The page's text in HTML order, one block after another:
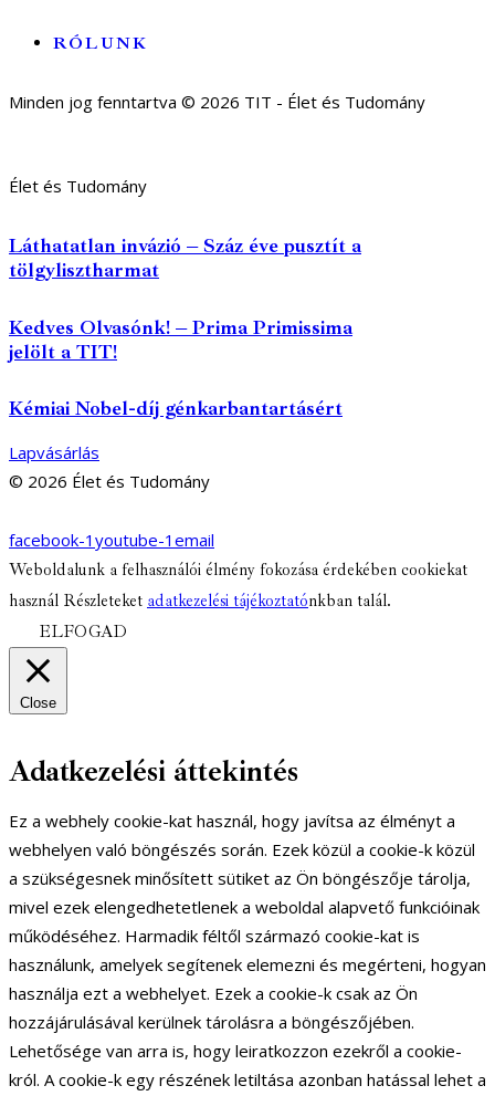
RÓLUNK
Minden jog fenntartva © 2026 TIT - Élet és Tudomány
Élet és Tudomány
Láthatatlan invázió – Száz éve pusztít a
tölgylisztharmat
Kedves Olvasónk! – Prima Primissima
jelölt a TIT!
Kémiai Nobel-díj génkarbantartásért
Lapvásárlás
© 2026 Élet és Tudomány
facebook-1 youtube-1 email
Weboldalunk a felhasználói élmény fokozása érdekében cookiekat
használ Részleteket adatkezelési tájékoztatónkban talál.
ELFOGAD
Close
Adatkezelési áttekintés
Ez a webhely cookie-kat használ, hogy javítsa az élményt a
webhelyen való böngészés során. Ezek közül a cookie-k közül
a szükségesnek minősített sütiket az Ön böngészője tárolja,
mivel ezek elengedhetetlenek a weboldal alapvető funkcióinak
működéséhez. Harmadik féltől származó cookie-kat is
használunk, amelyek segítenek elemezni és megérteni, hogyan
használja ezt a webhelyet. Ezek a cookie-k csak az Ön
hozzájárulásával kerülnek tárolásra a böngészőjében.
Lehetősége van arra is, hogy leiratkozzon ezekről a cookie-
król. A cookie-k egy részének letiltása azonban hatással lehet a